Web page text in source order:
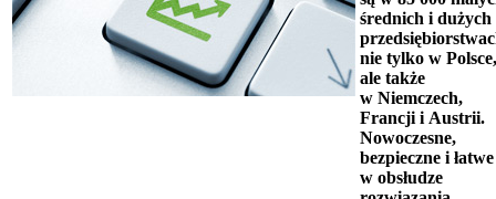
średnich i dużych
nie tylko w Polsce,
ale także
w Niemczech,
Francji i Austrii.
Nowoczesne,
bezpieczne i łatwe
w obsłudze